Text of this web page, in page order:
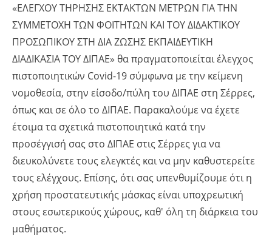
«ΕΛΕΓΧΟΥ ΤΗΡΗΣΗΣ ΕΚΤΑΚΤΩΝ ΜΕΤΡΩΝ ΓΙΑ ΤΗΝ
ΣΥΜΜΕΤΟΧΗ ΤΩΝ ΦΟΙΤΗΤΩΝ ΚΑΙ ΤΟΥ ΔΙΔΑΚΤΙΚΟΥ
ΠΡΟΣΩΠΙΚΟΥ ΣΤΗ ΔΙΑ ΖΩΣΗΣ ΕΚΠΑΙΔΕΥΤΙΚΗ
ΔΙΑΔΙΚΑΣΙΑ ΤΟΥ ΔΙΠΑΕ» θα πραγματοποιείται έλεγχος
πιστοποιητικών Covid-19 σύμφωνα με την κείμενη
νομοθεσία, στην είσοδο/πύλη του ΔΙΠΑΕ στη Σέρρες,
όπως και σε όλο το ΔΙΠΑΕ. Παρακαλούμε να έχετε
έτοιμα τα σχετικά πιστοποιητικά κατά την
προσέγγισή σας στο ΔΙΠΑΕ στις Σέρρες για να
διευκολύνετε τους ελεγκτές και να μην καθυστερείτε
τους ελέγχους. Επίσης, ότι σας υπενθυμίζουμε ότι η
χρήση προστατευτικής μάσκας είναι υποχρεωτική
στους εσωτερικούς χώρους, καθ' όλη τη διάρκεια του
μαθήματος.